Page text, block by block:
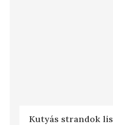
Kutyás strandok